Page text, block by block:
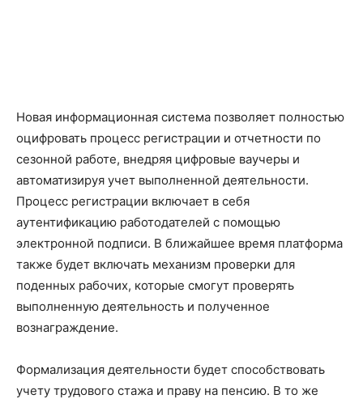
Новая информационная система позволяет полностью
оцифровать процесс регистрации и отчетности по
сезонной работе, внедряя цифровые ваучеры и
автоматизируя учет выполненной деятельности.
Процесс регистрации включает в себя
аутентификацию работодателей с помощью
электронной подписи. В ближайшее время платформа
также будет включать механизм проверки для
поденных рабочих, которые смогут проверять
выполненную деятельность и полученное
вознаграждение.
Формализация деятельности будет способствовать
учету трудового стажа и праву на пенсию. В то же